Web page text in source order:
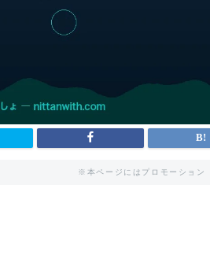
※本ページにはプロモーション